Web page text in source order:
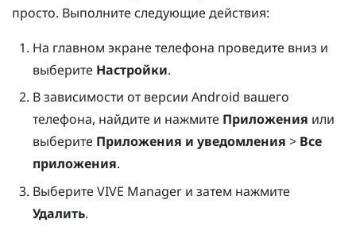
просто. Выполните следующие действия:
На главном экране телефона проведите вниз и
выберите Настройки.
В зависимости от версии Android вашего
телефона, найдите и нажмите Приложения или
выберите Приложения и уведомления > Все
приложения.
Выберите VIVE Managerи затем нажмите
Удалить.